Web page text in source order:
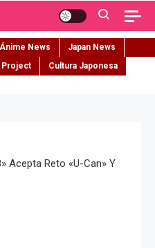
Ánime News
Japan News
Project
Cultura Japonesa
Acepta Reto «U-Can» Y